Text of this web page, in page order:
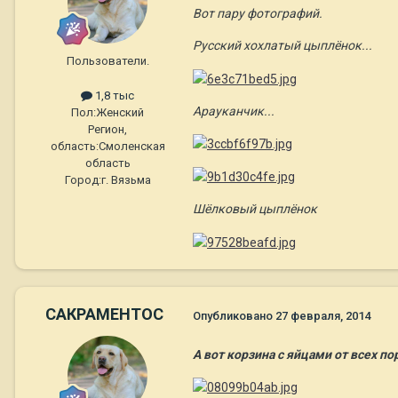
Пользователи.
1,8 тыс
Пол:Женский
Регион,
область:Смоленская
область
Город:г. Вязьма
Вот пару фотографий.
Русский хохлатый цыплёнок...
Арауканчик...
Шёлковый цыплёнок
САКРАМЕНТОС Опубликовано 27 февраля, 2014
А вот корзина с яйцами от всех